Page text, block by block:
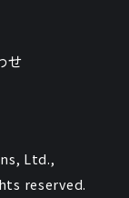
せ
Ltd.,
reserved.